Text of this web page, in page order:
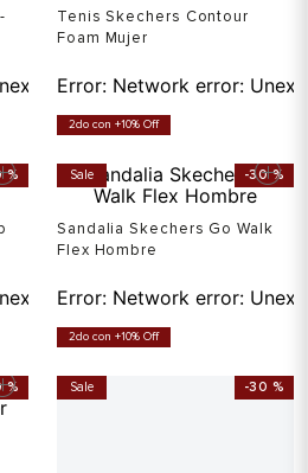
token T in JSON at
Tenis Skechers Contour
Foam Mujer
Error: Network error:
2do con +10% Off
%
token T in JSON at
Sale -30 %
Sandalia Skechers Go Walk
Flex Hombre
Error: Network error:
2do con +10% Off
% Sale -30 %